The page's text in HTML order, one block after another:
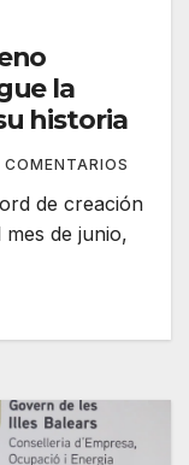
la
historia
de creación
de junio,